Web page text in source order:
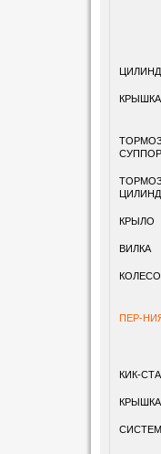
КРЫШКА
КРЫЛО
ВИЛКА
КОЛЕСО
ПЕР-
КИК-
КРЫШКА